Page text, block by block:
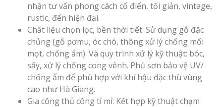
nhận tư vấn phong cách cổ điển, tối giản, vintage,
rustic, đến hiện đại.
Chất liệu chọn lọc, bền thời tiết: Sử dụng gỗ đặc
chủng (gỗ pơmu, óc chó, thông xử lý chống mối
mọt, chống ẩm). Và quy trình xử lý kỹ thuật: bóc,
sấy, xử lý chống cong vênh. Phủ sơn bảo vệ UV/
chống ẩm để phù hợp với khí hậu đặc thù vùng
cao như Hà Giang.
Gia công thủ công tỉ mỉ: Kết hợp kỹ thuật chạm